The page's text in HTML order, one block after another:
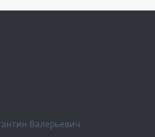
Валерьевич